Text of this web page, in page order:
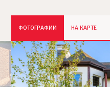
ФОТОГРАФИИ НА КАРТЕ